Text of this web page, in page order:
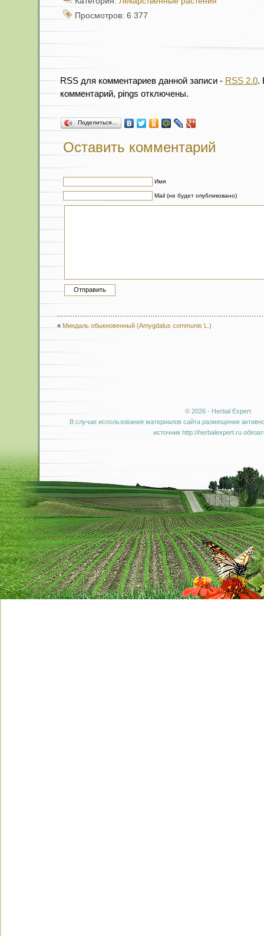
Просмотров: 6 377
RSS для комментариев данной записи - RSS 2.0.
комментарий, pings отключены.
Поделиться…
Оставить комментарий
Имя
Mail (не будет опубликовано)
« Миндаль обыкновенный (Amygdalus communis L.)
© 2026 - Herbal Expert
В случае использования материалов сайта размещение
источник http://herbalexpert.ru